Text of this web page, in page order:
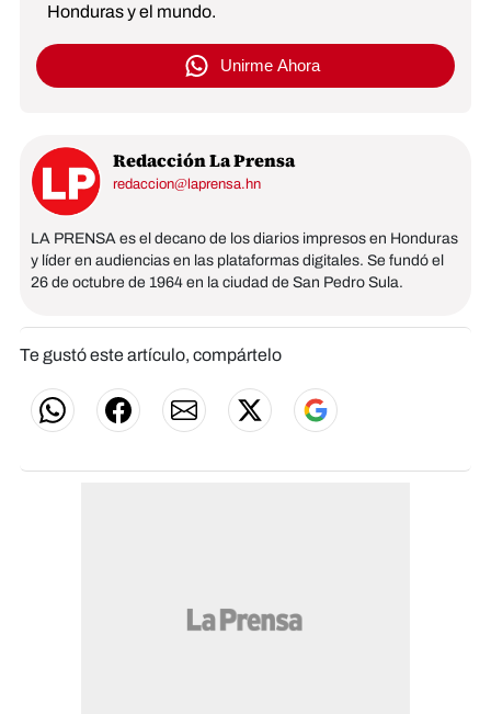
Honduras y el mundo.
Unirme Ahora
Redacción La Prensa
redaccion@laprensa.hn
LA PRENSA es el decano de los diarios impresos en Honduras
y líder en audiencias en las plataformas digitales. Se fundó el
26 de octubre de 1964 en la ciudad de San Pedro Sula.
Te gustó este artículo, compártelo